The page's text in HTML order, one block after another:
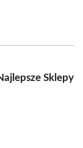
Sklepy